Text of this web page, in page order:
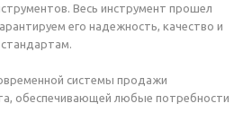
Весь инструмент прошел
его надежность, качество и
системы продажи
обеспечивающей любые потребности